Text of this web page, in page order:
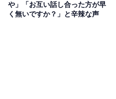
や」「お互い話し合った方が早
く無いですか？」と辛辣な声